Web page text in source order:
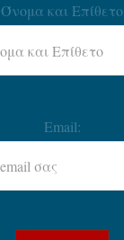
Όνομα και Επίθετο
Email: